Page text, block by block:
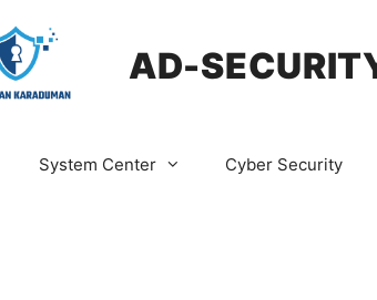
AD-
System Center Cyber Security